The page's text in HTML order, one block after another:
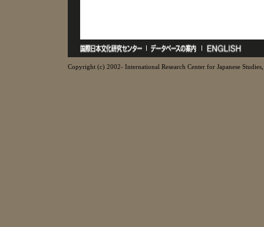
Copyright (c) 2002- International Research Center for Japanese